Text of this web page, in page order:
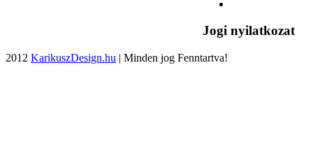
Jogi nyilatkozat
2012 KarikuszDesign.hu | Minden jog Fenntartva!